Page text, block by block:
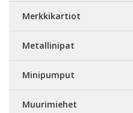
Merkkikartiot
Metallinipat
Minipumput
Muurimiehet